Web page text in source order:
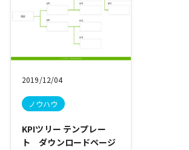
2019/12/04
ノウハウ
KPIツリー テンプレー
ト ダウンロードページ